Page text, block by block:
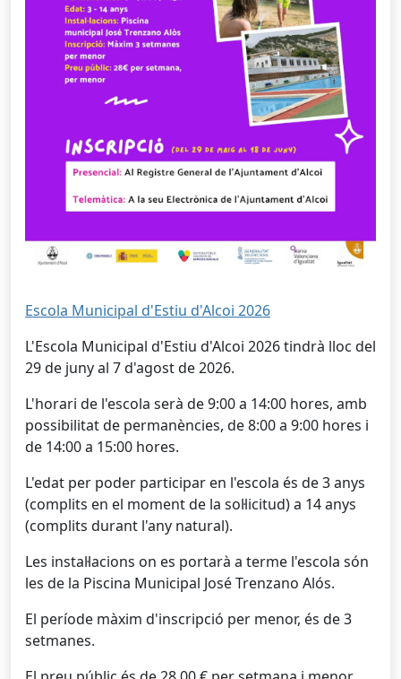
Escola Municipal d'Estiu d'Alcoi 2026
L'Escola Municipal d'Estiu d'Alcoi 2026 tindrà lloc del
29 de juny al 7 d'agost de 2026.
L'horari de l'escola serà de 9:00 a 14:00 hores, amb
possibilitat de permanències, de 8:00 a 9:00 hores i
de 14:00 a 15:00 hores.
L'edat per poder participar en l'escola és de 3 anys
(complits en el moment de la sol·licitud) a 14 anys
(complits durant l'any natural).
Les instal·lacions on es portarà a terme l'escola són
les de la Piscina Municipal José Trenzano Alós.
El període màxim d'inscripció per menor, és de 3
setmanes.